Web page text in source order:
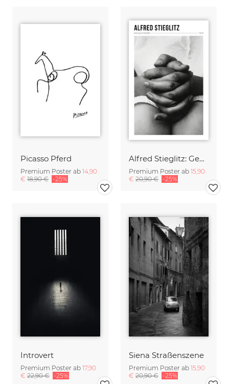
Picasso Pferd
Premium Poster ab 14,90
€ 18,90 € -25%
Alfred Stieglitz: Georgia O’Keeffe - Ausstellungsposter
Premium Poster ab 15,90
€ 20,90 € -25%
Introvert
Premium Poster ab 17,90
€ 22,90 € -25%
Siena Straßenszene
Premium Poster ab 15,90
€ 20,90 € -25%